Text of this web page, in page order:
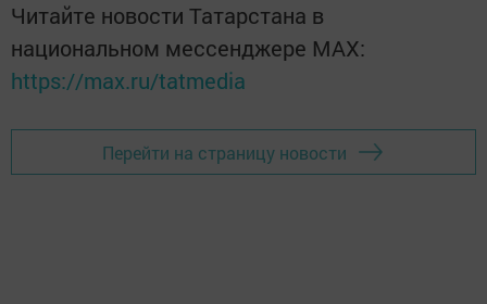
Читайте новости Татарстана в
национальном мессенджере MАХ:
https://max.ru/tatmedia
Перейти на страницу новости